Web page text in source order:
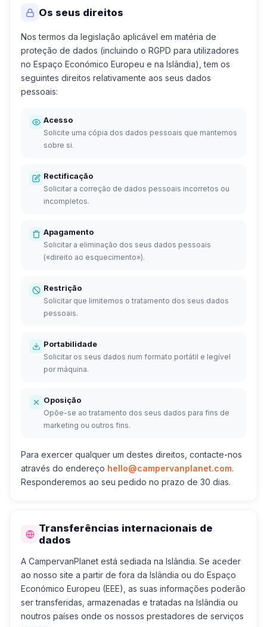
Os seus direitos
Nos termos da legislação aplicável em matéria de
proteção de dados (incluindo o RGPD para utilizadores
no Espaço Económico Europeu e na Islândia), tem os
seguintes direitos relativamente aos seus dados
pessoais:
Acesso
Solicite uma cópia dos dados pessoais que mantemos
sobre si.
Rectificação
Solicitar a correção de dados pessoais incorretos ou
incompletos.
Apagamento
Solicitar a eliminação dos seus dados pessoais
(«direito ao esquecimento»).
Restrição
Solicitar que limitemos o tratamento dos seus dados
pessoais.
Portabilidade
Solicitar os seus dados num formato portátil e legível
por máquina.
Oposição
Opõe-se ao tratamento dos seus dados para fins de
marketing ou outros fins.
Para exercer qualquer um destes direitos, contacte-nos
através do endereço hello@campervanplanet.com.
Responderemos ao seu pedido no prazo de 30 dias.
Transferências internacionais de
dados
A CampervanPlanet está sediada na Islândia. Se aceder
ao nosso site a partir de fora da Islândia ou do Espaço
Económico Europeu (EEE), as suas informações poderão
ser transferidas, armazenadas e tratadas na Islândia ou
noutros países onde os nossos prestadores de serviços